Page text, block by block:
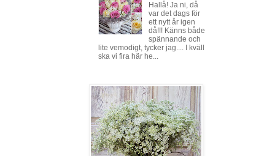
Hallå! Ja ni, då
var det dags för
ett nytt år igen
då!!! Känns både
spännande och
lite vemodigt, tycker jag.... I kväll
ska vi fira här he...